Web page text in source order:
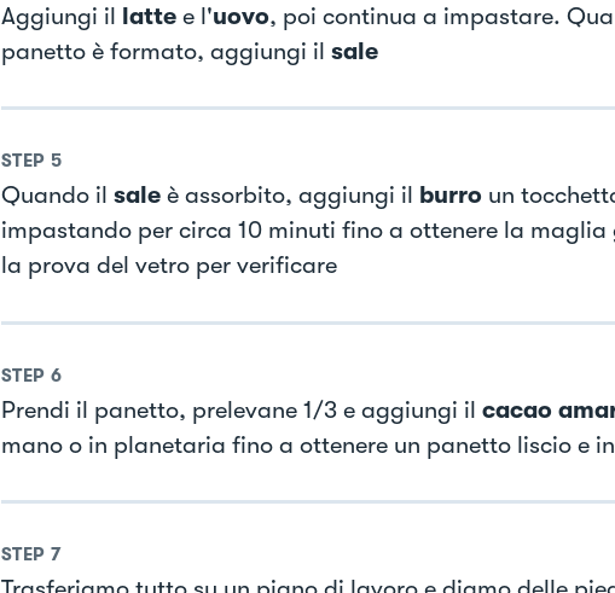
Aggiungi il lattee l'uovo, poi continua a impastare.
panetto è formato, aggiungi il sale
STEP 5
Quando il saleè assorbito, aggiungi il burro un
impastando per circa 10 minuti fino a ottenere la
la prova del vetro per verificare
STEP 6
Prendi il panetto, prelevane 1/3 e aggiungi il cacao
mano o in planetaria fino a ottenere un panetto liscio e
STEP 7